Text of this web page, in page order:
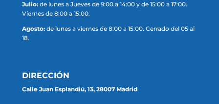
Julio: de lunes a Jueves de 9:00 a 14:00 y de 15:00 a 17:00.
Viernes de 8:00 a 15:00.
Agosto: de lunes a viernes de 8:00 a 15:00. Cerrado del 05 al
18.
DIRECCIÓN
Calle Juan Esplandiú, 13, 28007 Madrid